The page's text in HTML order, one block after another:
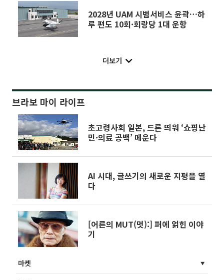
2028년 UAM 시범서비스 윤곽…하
루 편도 10회·회랑당 1대 운항
더보기
브라보 마이 라이프
초고령사회 일본, 드론 띄워 ‘쇼핑난
민·의료 공백’ 메운다
AI 시대, 글쓰기의 새로운 지평을 열
다
[어른의 MUT(멋):] 퍼에 얽힌 이야
기
마켓